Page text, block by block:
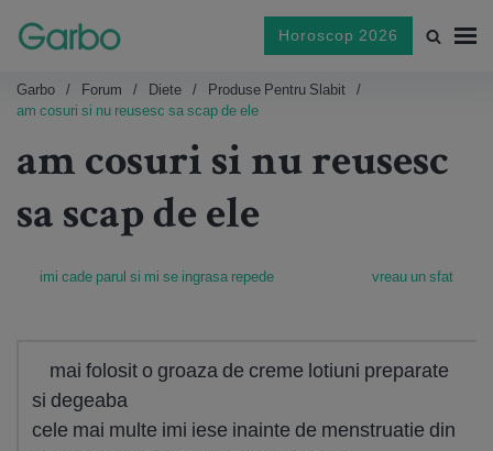
Horoscop 2026
Garbo Forum Diete
Produse Pentru Slabit
am cosuri si nu reusesc sa scap de ele
am cosuri si nu reusesc
sa scap de ele
imi cade parul si mi se ingrasa repede vreau un sfat
mai folosit o groaza de creme lotiuni preparate
si degeaba
cele mai multe imi iese inainte de menstruatie din